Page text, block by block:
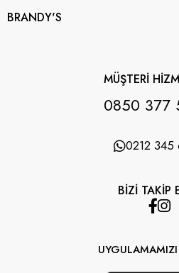
BRANDY'S
MÜŞTERİ
0850 377
0212 345
BİZİ TAKİP